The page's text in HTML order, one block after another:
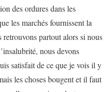
des ordures dans les
les marchés fournissent la
retrouvons partout alors si nous
nous devons
satisfait de ce que je vois il y
les choses bougent et il faut